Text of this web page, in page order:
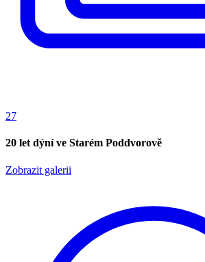
27
20 let dýní ve Starém Poddvorově
Zobrazit galerii